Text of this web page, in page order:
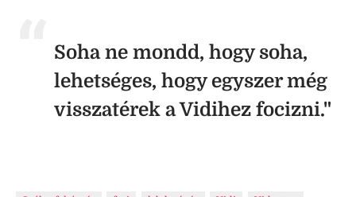
Soha ne mondd, hogy soha,
lehetséges, hogy egyszer még
visszatérek a Vidihez focizni."